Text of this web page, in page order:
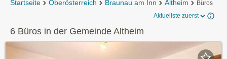
Startseite Oberösterreich Braunau am Inn Altheim
Büros
Aktuellste zuerst
6 Büros in der Gemeinde Altheim